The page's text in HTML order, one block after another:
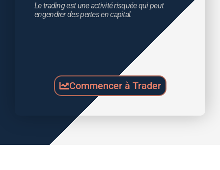
Le trading est une activité risquée qui peut
engendrer des pertes en capital.
Commencer à Trader